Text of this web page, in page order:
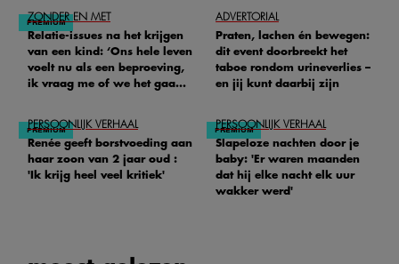
ZONDER EN MET
Relatie-issues na het krijgen
van een kind: ‘Ons hele leven
voelt nu als een beproeving,
ik vraag me of we het gaan
ADVERTORIAL
Praten, lachen én bewegen:
dit event doorbreekt het
taboe rondom urineverlies –
en jij kunt daarbij zijn
PERSOONLIJK VERHAAL
Renée geeft borstvoeding aan
haar zoon van 2 jaar oud :
'Ik krijg heel veel kritiek'
PERSOONLIJK VERHAAL
Slapeloze nachten door je
baby: 'Er waren maanden
dat hij elke nacht elk uur
wakker werd'